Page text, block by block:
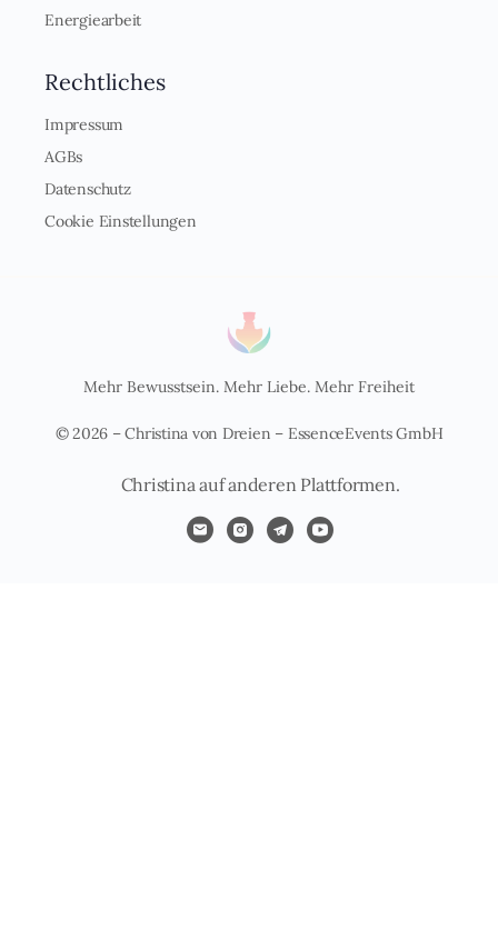
Energiearbeit
Rechtliches
Impressum
AGBs
Datenschutz
Cookie Einstellungen
Mehr Bewusstsein. Mehr Liebe. Mehr Freiheit
© 2026 – Christina von Dreien – EssenceEvents GmbH
Christina auf anderen Plattformen.